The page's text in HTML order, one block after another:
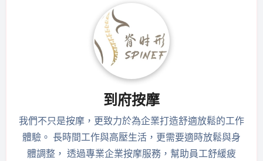
到府按摩
我們不只是按摩，更致力於為企業打造舒適放鬆的工作
體驗。 長時間工作與高壓生活，更需要適時放鬆與身
體調整， 透過專業企業按摩服務，幫助員工舒緩疲